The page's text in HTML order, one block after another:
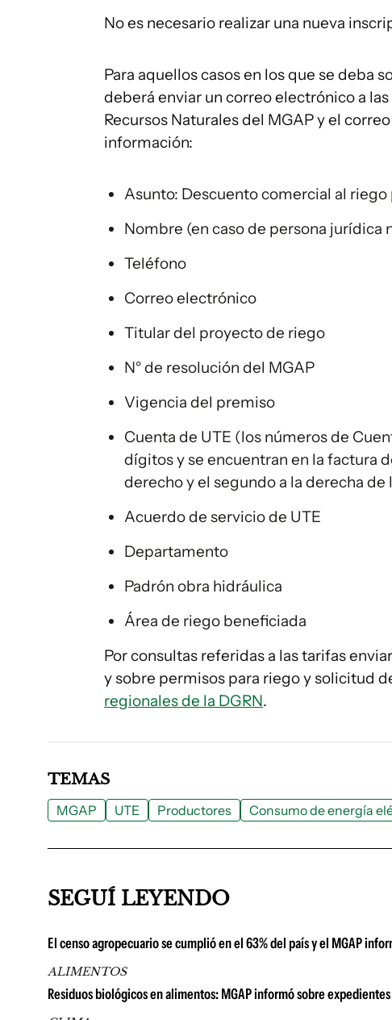
No es necesario realizar una nueva
Para aquellos casos en los que se deba
deberá enviar un correo electrónico a
Recursos Naturales del MGAP y el
información:
Asunto: Descuento comercial al
Nombre (en caso de persona
Teléfono
Correo electrónico
Titular del proyecto de riego
N° de resolución del MGAP
Vigencia del premiso
Cuenta de UTE (los números de
dígitos y se encuentran en la factura
derecho y el segundo a la derecha
Acuerdo de servicio de UTE
Departamento
Padrón obra hidráulica
Área de riego beneficiada
Por consultas referidas a las tarifas
y sobre permisos para riego y solicitud
regionales de la DGRN.
TEMAS
MGAP UTE Productores Consumo de energía
SEGUÍ LEYENDO
El censo agropecuario se cumplió en el 63% del país y el MGAP
ALIMENTOS
Residuos biológicos en alimentos: MGAP informó sobre